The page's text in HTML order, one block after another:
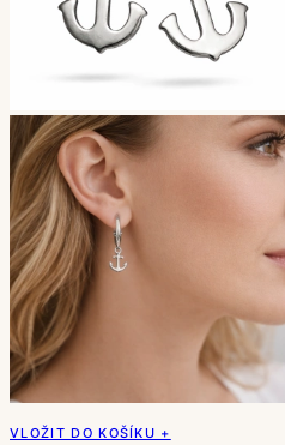
VLOŽIT DO KOŠÍKU +